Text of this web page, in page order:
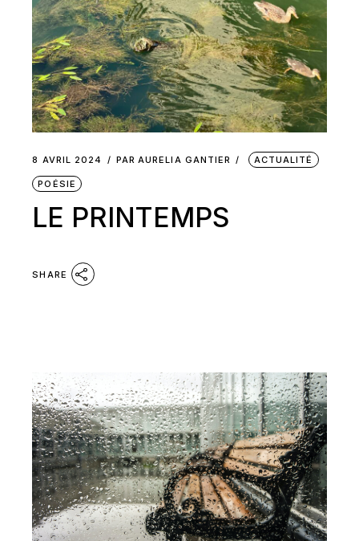
8 AVRIL 2024 PAR AURELIA GANTIER ACTUALITÉ
POÉSIE
LE PRINTEMPS
SHARE